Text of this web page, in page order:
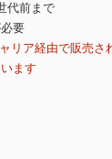
代前まで
要
ア経由で販売さ
ます